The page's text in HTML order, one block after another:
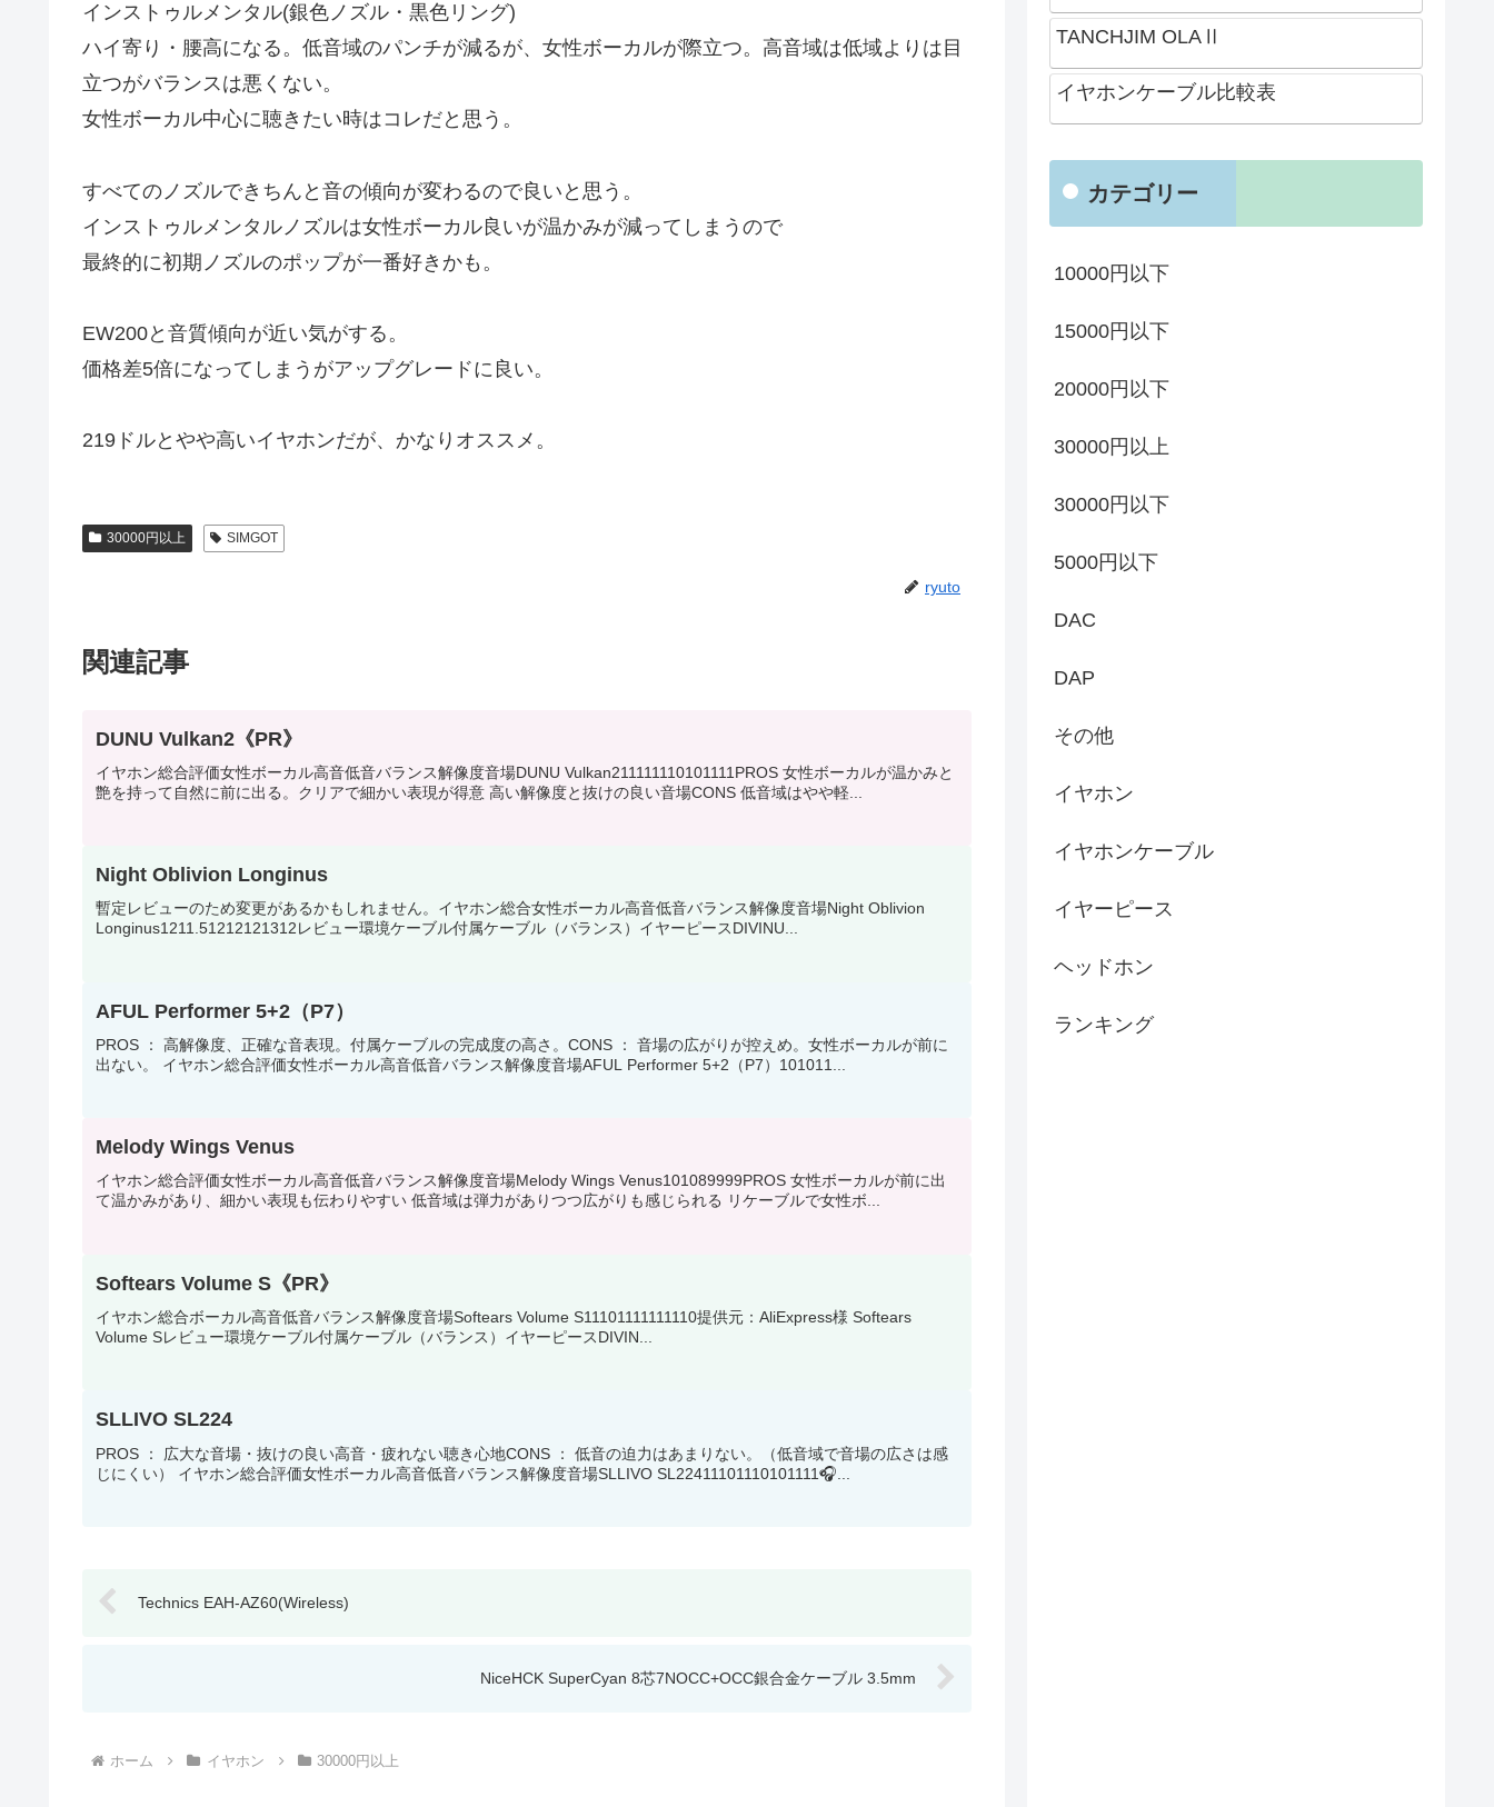
インストゥルメンタル(銀色ノズル・黒色リング)
ハイ寄り・腰高になる。低音域のパンチが減るが、女性ボーカルが際立つ。高音域は低域よりは目
立つがバランスは悪くない。
女性ボーカル中心に聴きたい時はコレだと思う。
すべてのノズルできちんと音の傾向が変わるので良いと思う。
インストゥルメンタルノズルは女性ボーカル良いが温かみが減ってしまうので
最終的に初期ノズルのポップが一番好きかも。
EW200と音質傾向が近い気がする。
価格差5倍になってしまうがアップグレードに良い。
219ドルとやや高いイヤホンだが、かなりオススメ。
30000円以上 SIMGOT
ryuto
関連記事
DUNU Vulkan2《PR》
イヤホン総合評価女性ボーカル高音低音バランス解像度音場DUNU Vulkan211111110101111PROS 女性ボーカルが温かみと
艶を持って自然に前に出る。クリアで細かい表現が得意 高い解像度と抜けの良い音場CONS 低音域はやや軽...
Night Oblivion Longinus
暫定レビューのため変更があるかもしれません。イヤホン総合女性ボーカル高音低音バランス解像度音場Night Oblivion
Longinus1211.51212121312レビュー環境ケーブル付属ケーブル（バランス）イヤーピースDIVINU...
AFUL Performer 5+2（P7）
PROS ： 高解像度、正確な音表現。付属ケーブルの完成度の高さ。CONS ： 音場の広がりが控えめ。女性ボーカルが前に
出ない。 イヤホン総合評価女性ボーカル高音低音バランス解像度音場AFUL Performer 5+2（P7）101011...
Melody Wings Venus
イヤホン総合評価女性ボーカル高音低音バランス解像度音場Melody Wings Venus101089999PROS 女性ボーカルが前に出
て温かみがあり、細かい表現も伝わりやすい 低音域は弾力がありつつ広がりも感じられる リケーブルで女性ボ...
Softears Volume S《PR》
イヤホン総合ボーカル高音低音バランス解像度音場Softears Volume S11101111111110提供元：AliExpress様 Softears
Volume Sレビュー環境ケーブル付属ケーブル（バランス）イヤーピースDIVIN...
SLLIVO SL224
PROS ： 広大な音場・抜けの良い高音・疲れない聴き心地CONS ： 低音の迫力はあまりない。（低音域で音場の広さは感
じにくい） イヤホン総合評価女性ボーカル高音低音バランス解像度音場SLLIVO SL22411101110101111🎧...
Technics EAH-AZ60(Wireless)
NiceHCK SuperCyan 8芯7NOCC+OCC銀合金ケーブル 3.5mm
ホーム イヤホン 30000円以上
TANCHJIM OLAⅡ
イヤホンケーブル比較表
カテゴリー
10000円以下
15000円以下
20000円以下
30000円以上
30000円以下
5000円以下
DAC
DAP
その他
イヤホン
イヤホンケーブル
イヤーピース
ヘッドホン
ランキング